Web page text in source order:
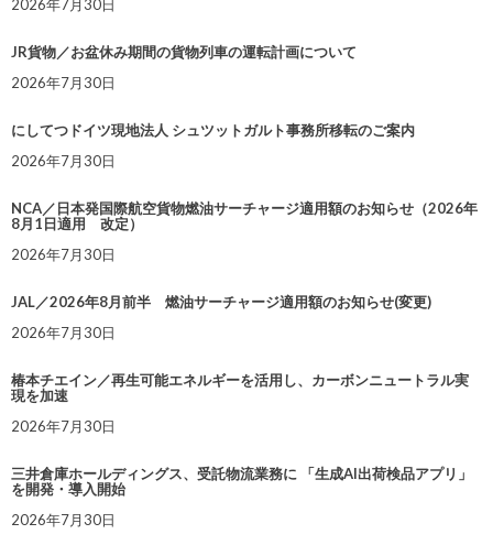
2026年7月30日
JR貨物／お盆休み期間の貨物列車の運転計画について
2026年7月30日
にしてつドイツ現地法人 シュツットガルト事務所移転のご案内
2026年7月30日
NCA／日本発国際航空貨物燃油サーチャージ適用額のお知らせ（2026年
8月1日適用 改定）
2026年7月30日
JAL／2026年8月前半 燃油サーチャージ適用額のお知らせ(変更)
2026年7月30日
椿本チエイン／再生可能エネルギーを活用し、カーボンニュートラル実
現を加速
2026年7月30日
三井倉庫ホールディングス、受託物流業務に 「生成AI出荷検品アプリ」
を開発・導入開始
2026年7月30日